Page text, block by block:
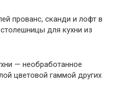
прованс, сканди и лофт в
для кухни из
— необработанное
цветовой гаммой других